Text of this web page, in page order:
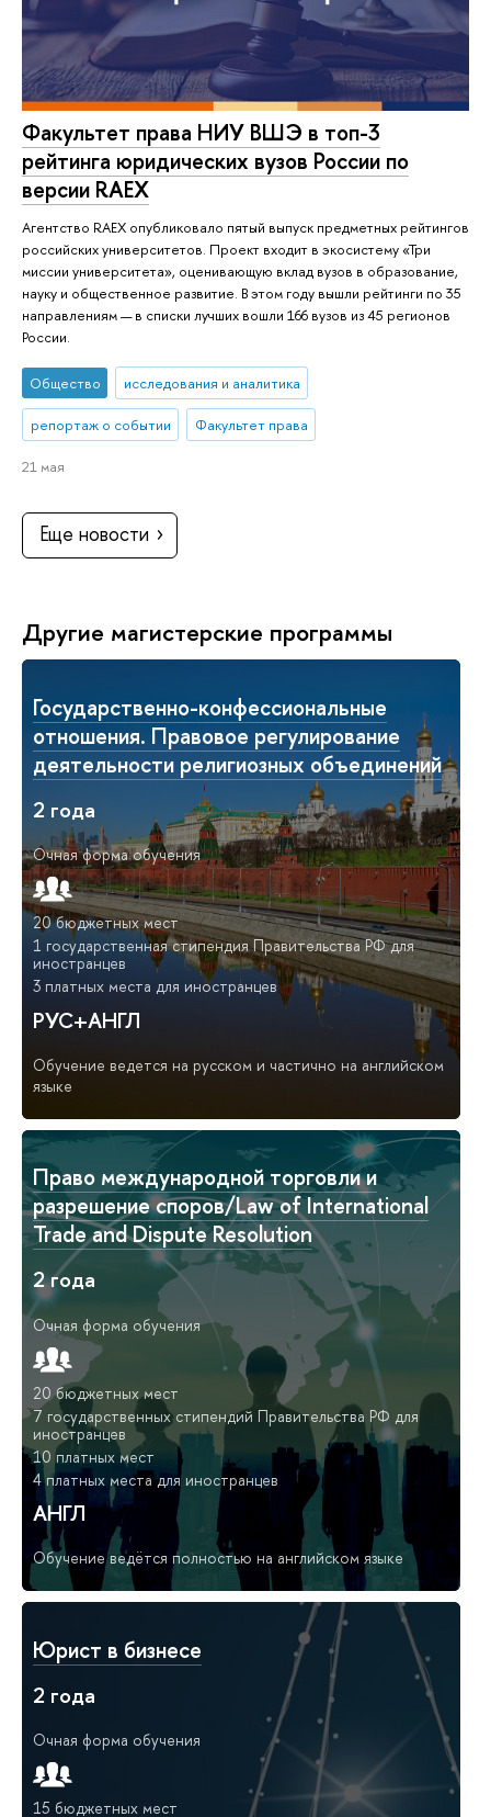
Факультет права НИУ ВШЭ в топ-3
рейтинга юридических вузов России по
версии RAEX
Агентство RAEX опубликовало пятый выпуск предметных рейтингов
российских университетов. Проект входит в экосистему «Три
миссии университета», оценивающую вклад вузов в образование,
науку и общественное развитие. В этом году вышли рейтинги по 35
направлениям — в списки лучших вошли 166 вузов из 45 регионов
России.
Общество исследования и аналитика
репортаж о событии Факультет права
21 мая
Еще новости
Другие магистерские программы
Государственно-конфессиональные
отношения. Правовое регулирование
деятельности религиозных объединений
2 года
Очная форма обучения
20 бюджетных мест
1 государственная стипендия Правительства РФ для
иностранцев
3 платных места для иностранцев
РУС+АНГЛ
Обучение ведется на русском и частично на английском
языке
Право международной торговли и
разрешение споров/Law of International
Trade and Dispute Resolution
2 года
Очная форма обучения
20 бюджетных мест
7 государственных стипендий Правительства РФ для
иностранцев
10 платных мест
4 платных места для иностранцев
АНГЛ
Обучение ведётся полностью на английском языке
Юрист в бизнесе
2 года
Очная форма обучения
15 бюджетных мест